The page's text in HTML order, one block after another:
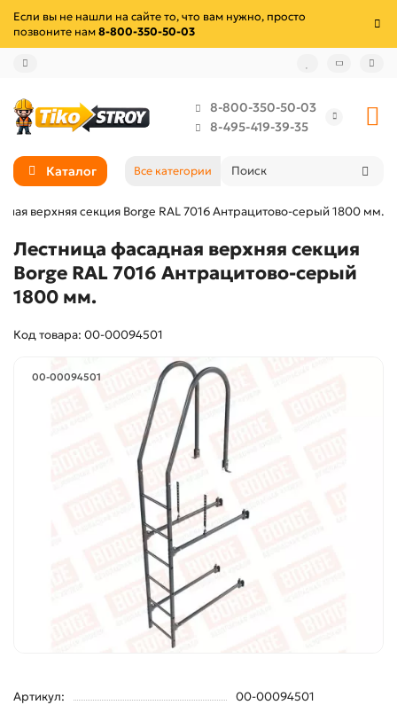
Если вы не нашли на сайте то, что вам нужно, просто
позвоните нам 8-800-350-50-03
8-800-350-50-03
8-495-419-39-35
Каталог Все категории
верхняя секция Borge RAL 7016 Антрацитово-серый 1800 мм.
Лестница фасадная верхняя секция
Borge RAL 7016 Антрацитово-серый
1800 мм.
Код товара: 00-00094501
00-00094501
Артикул:
00-00094501